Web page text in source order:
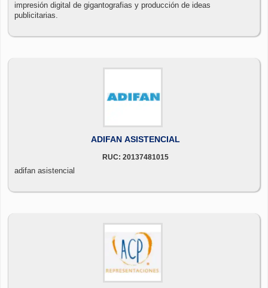
impresión digital de gigantografias y producción de ideas
publicitarias.
ADIFAN ASISTENCIAL
RUC: 20137481015
adifan asistencial